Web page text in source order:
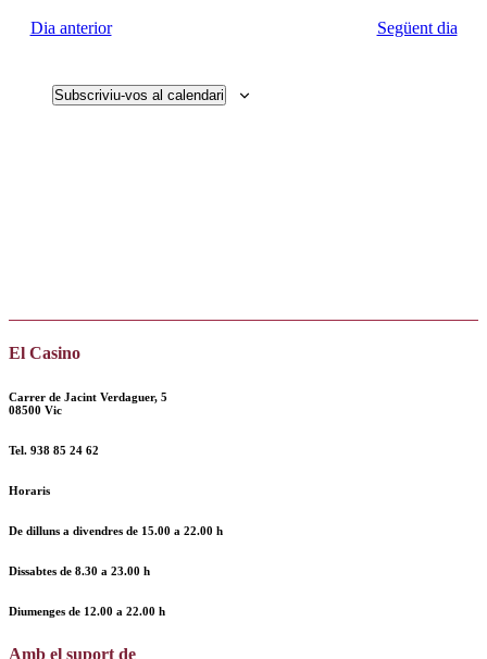
Dia anterior Següent dia
Subscriviu-vos al calendari
El Casino
Carrer de Jacint Verdaguer, 5
08500 Vic
Tel. 938 85 24 62
Horaris
De dilluns a divendres de 15.00 a 22.00 h
Dissabtes de 8.30 a 23.00 h
Diumenges de 12.00 a 22.00 h
Amb el suport de